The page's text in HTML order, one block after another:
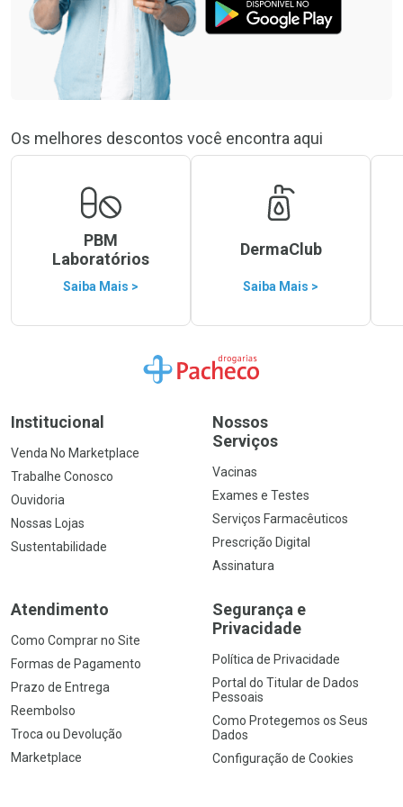
Os melhores descontos você encontra aqui
PBM
Laboratórios
Saiba Mais >
DermaClub
Saiba Mais >
Ir para a Home
Institucional
Venda No Marketplace
Trabalhe Conosco
Ouvidoria
Nossas Lojas
Sustentabilidade
Nossos
Serviços
Vacinas
Exames e Testes
Serviços Farmacêuticos
Prescrição Digital
Assinatura
Atendimento
Como Comprar no Site
Formas de Pagamento
Prazo de Entrega
Reembolso
Troca ou Devolução
Marketplace
Segurança e
Privacidade
Política de Privacidade
Portal do Titular de Dados
Pessoais
Como Protegemos os Seus
Dados
Configuração de Cookies